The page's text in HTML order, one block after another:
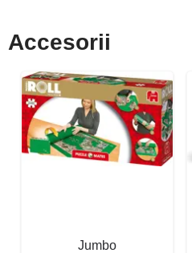
Accesorii
Jumbo